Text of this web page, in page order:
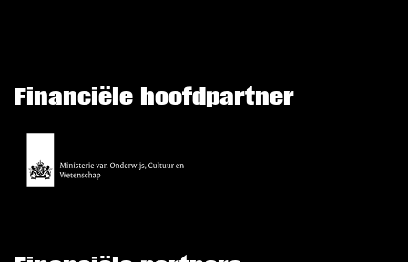
Financiële hoofdpartner